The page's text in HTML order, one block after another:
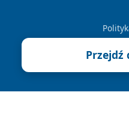
Przejdź